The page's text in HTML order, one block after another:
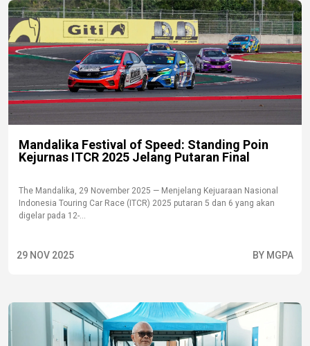
Mandalika Festival of Speed: Standing Poin
Kejurnas ITCR 2025 Jelang Putaran Final
The Mandalika, 29 November 2025 — Menjelang Kejuaraan Nasional
Indonesia Touring Car Race (ITCR) 2025 putaran 5 dan 6 yang akan
digelar pada 12-...
29 NOV 2025 BY MGPA